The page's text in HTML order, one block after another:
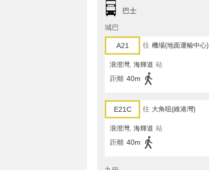
巴士
城巴
A21 往 機場(地面運輸中心)
浪澄灣, 海輝道 站
距離 40m
E21C 往 大角咀(維港灣)
浪澄灣, 海輝道 站
距離 40m